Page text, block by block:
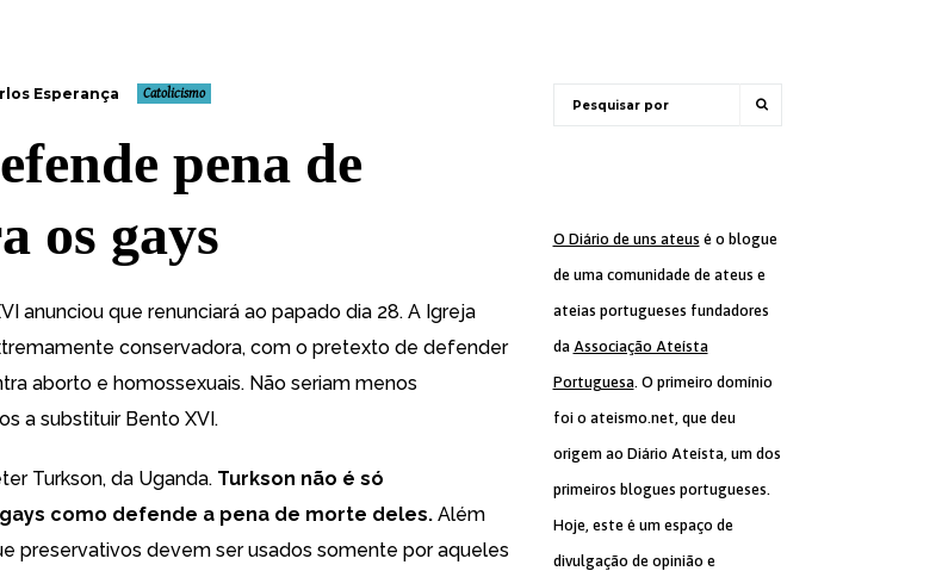
Esperança Catolicismo
pena de
os gays
anunciou que renunciará ao papado dia 28. A Igreja
conservadora, com o pretexto de defender
aborto e homossexuais. Não seriam menos
a substituir Bento XVI.
Turkson, da Uganda. Turkson não é só
como defende a pena de morte deles. Além
preservativos devem ser usados somente por aqueles
O Diário de uns ateus é o blogue
de uma comunidade de ateus e
ateias portugueses fundadores
da Associação Ateísta
Portuguesa. O primeiro domínio
foi o ateismo.net, que deu
origem ao Diário Ateísta, um dos
primeiros blogues portugueses.
Hoje, este é um espaço de
divulgação de opinião e